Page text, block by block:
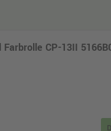
Farbrolle CP-13II